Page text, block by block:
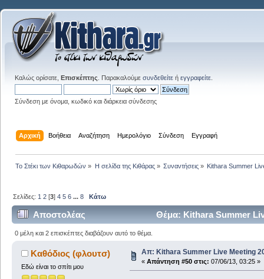
Καλώς ορίσατε, Επισκέπτης . Παρακαλούμε συνδεθείτε ή εγγραφείτε
Σύνδεση με όνομα, κωδικό και διάρκεια σύνδεσης
Αρχική Βοήθεια Αναζήτηση Ημερολόγιο Σύνδεση Εγγραφή
Το Στέκι των Κιθαρωδών » Η σελίδα της Κιθάρας» Συναντήσεις» Kithara Summer
Σελίδες: 1 2 [3]4 5 6 ...8 Κάτω
Αποστολέας
Θέμα: Kithara Summer
φορές)
0 μέλη και 2 επισκέπτες διαβάζουν αυτό το θέμα.
Καθόδιος (φλουτσ)
Εδώ είναι το σπίτι μου
Απ: Kithara Summer Live Meeting
« Απάντηση #50 στις: 07/06/13, 03:25 »